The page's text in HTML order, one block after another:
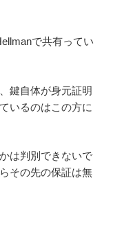
で共有ってい
鍵自体が身元証明
いるのはこの方に
は判別できないで
その先の保証は無